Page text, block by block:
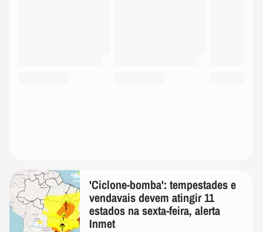
'Ciclone-bomba': tempestades e
vendavais devem atingir 11
estados na sexta-feira, alerta
Inmet